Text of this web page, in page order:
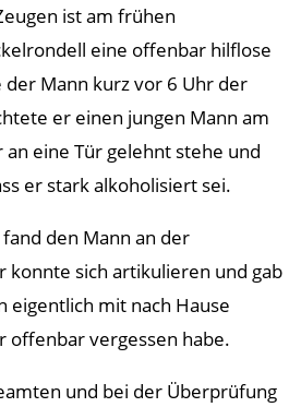
ist am frühen
eine offenbar hilflose
der Mann kurz vor 6 Uhr der
er einen jungen Mann am
an eine Tür gelehnt stehe und
er stark alkoholisiert sei.
den Mann an der
konnte sich artikulieren und gab
eigentlich mit nach Hause
offenbar vergessen habe.
und bei der Überprüfung